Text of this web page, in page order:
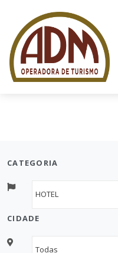
CATEGORIA
CIDADE